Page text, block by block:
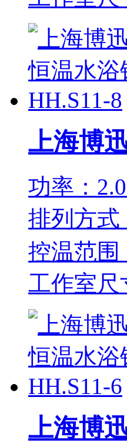
上海博
功率：
排列方式
控温范
工作室尺
上海博